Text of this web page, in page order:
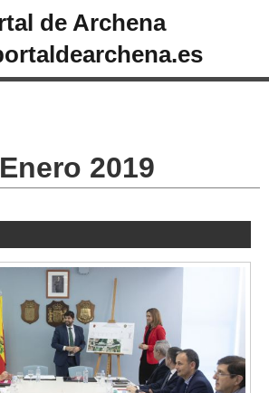
de Archena
2019